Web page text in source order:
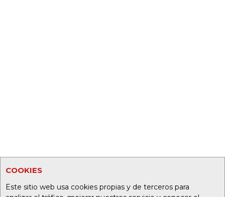
COOKIES
Este sitio web usa cookies propias y de terceros para